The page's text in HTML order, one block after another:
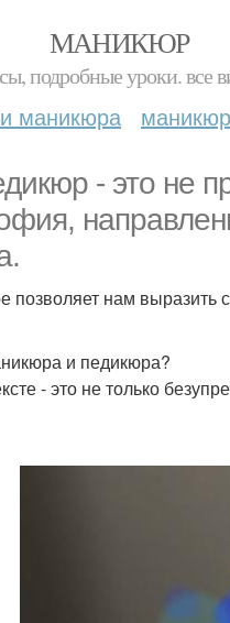
МАНИКЮР
подробные уроки. все
маникюра
- это не
позволяет нам выразить
и педикюра?
- это не только